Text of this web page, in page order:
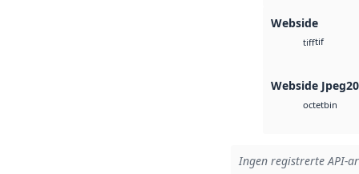
Webside
tifftif
Webside
octetbin
Ingen registrerte API-